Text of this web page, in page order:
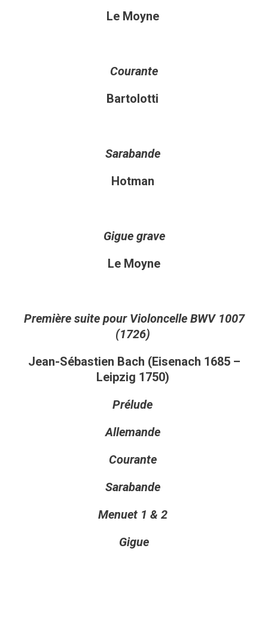
Le Moyne
Courante
Bartolotti
Sarabande
Hotman
Gigue grave
Le Moyne
Première suite pour Violoncelle BWV 1007
(1726)
Jean-Sébastien Bach (Eisenach 1685 –
Leipzig 1750)
Prélude
Allemande
Courante
Sarabande
Menuet 1 & 2
Gigue